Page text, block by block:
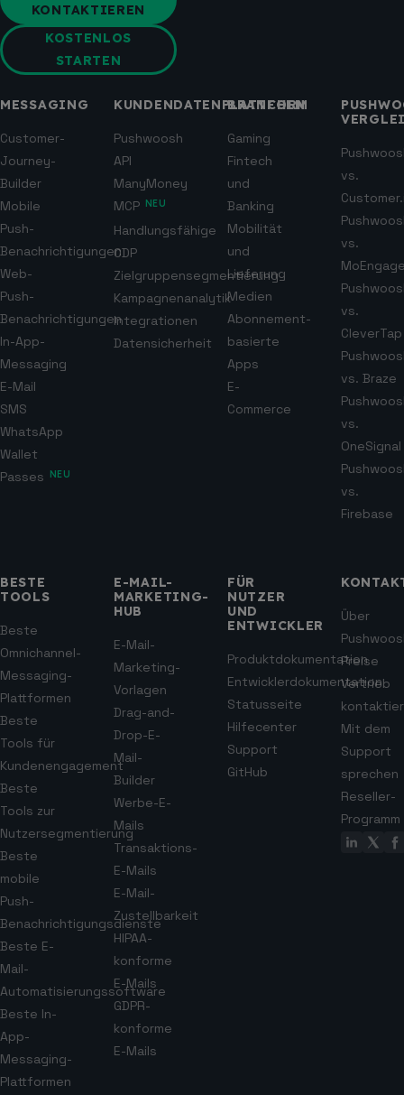
KONTAKTIEREN
KOSTENLOS
STARTEN
MESSAGING
Customer-
Journey-
Builder
Mobile
Push-
Benachrichtigungen
Web-
Push-
Benachrichtigungen
In-App-
Messaging
E-Mail
SMS
WhatsApp
Wallet
Passes
NEU
KUNDENDATENPLATTFORM
Pushwoosh
API
ManyMoney
MCP
NEU
Handlungsfähige
CDP
Zielgruppensegmentierung
Kampagnenanalytik
Integrationen
Datensicherheit
BRANCHEN
Gaming
Fintech
und
Banking
Mobilität
und
Lieferung
Medien
Abonnement-
basierte
Apps
E-
Commerce
vs.
vs.
vs.
CleverTap
vs. Braze
vs.
OneSignal
vs.
Firebase
BESTE
TOOLS
Beste
Omnichannel-
Messaging-
Plattformen
Beste
Tools für
Kundenengagement
Beste
Tools zur
Nutzersegmentierung
Beste
mobile
Push-
Benachrichtigungsdienste
Beste E-
Mail-
Automatisierungssoftware
Beste In-
App-
Messaging-
Plattformen
E-MAIL-
MARKETING-
HUB
E-Mail-
Marketing-
Vorlagen
Drag-and-
Drop-E-
Mail-
Builder
Werbe-E-
Mails
Transaktions-
E-Mails
E-Mail-
Zustellbarkeit
HIPAA-
konforme
E-Mails
GDPR-
konforme
E-Mails
FÜR
NUTZER
UND
ENTWICKLER
Produktdokumentation
Entwicklerdokumentation
Statusseite
Hilfecenter
Support
GitHub
Über
Preise
Vertrieb
Mit dem
Support
sprechen
Reseller-
Programm